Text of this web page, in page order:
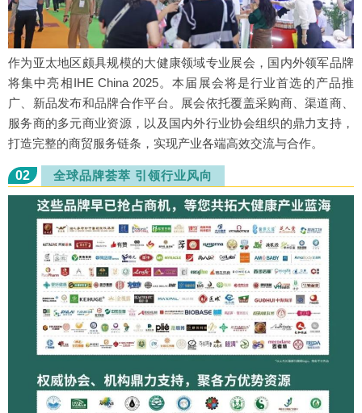
作为亚太地区颇具规模的大健康领域专业展会，国内外领军品牌
将集中亮相IHE China 2025。本届展会将是行业首选的产品推
广、新品发布和品牌合作平台。展会依托覆盖采购商、渠道商、
服务商的多元商业资源，以及国内外行业协会组织的鼎力支持，
打造完整的商贸服务链条，实现产业各端高效交流与合作。
02 全球品牌荟萃 引领行业风向